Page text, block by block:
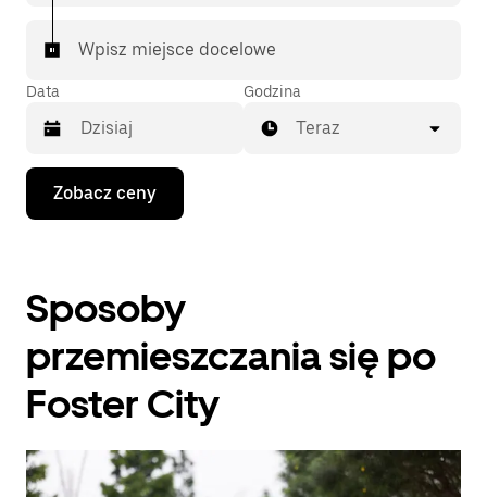
Wpisz miejsce docelowe
Data
Naciśnij
klawisz
strzałki
do
kalendarza
datę.
Naciśnij
klawisz
„Escape”,
zamknąć
kalendarz.
Godzina
Teraz
Zobacz ceny
Sposoby
przemieszczania się po
Foster City